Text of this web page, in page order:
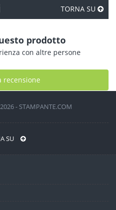
TORNA SU
prodotto
con altre persone
recensione
- STAMPANTE.COM
SU